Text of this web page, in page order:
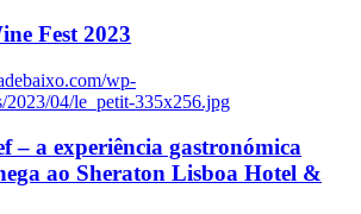
Fest 2023
wp-
2023/04/le_petit-335x256.jpg
– a experiência gastronómica
ao Sheraton Lisboa Hotel &